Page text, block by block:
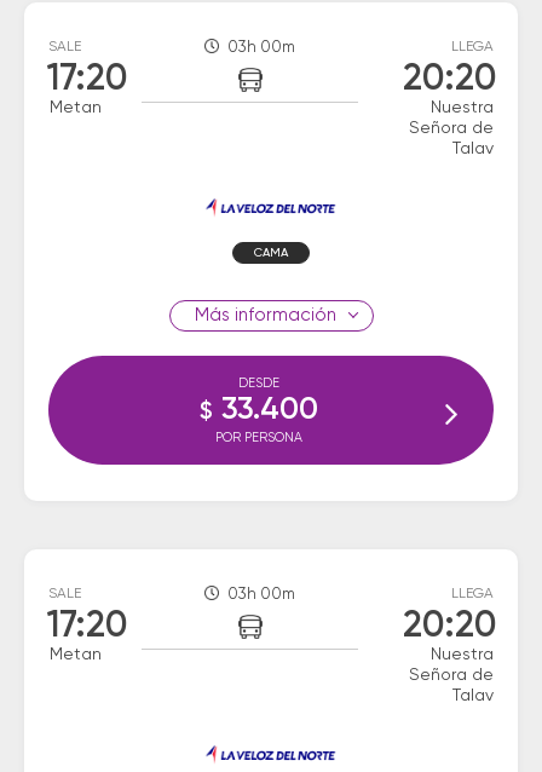
SALE
17:20
Metan
03h 00m LLEGA
20:20
Nuestra
Señora de
Talav
CAMA
información
DESDE
$ 33.400
POR PERSONA
SALE
17:20
Metan
03h 00m LLEGA
20:20
Nuestra
Señora de
Talav